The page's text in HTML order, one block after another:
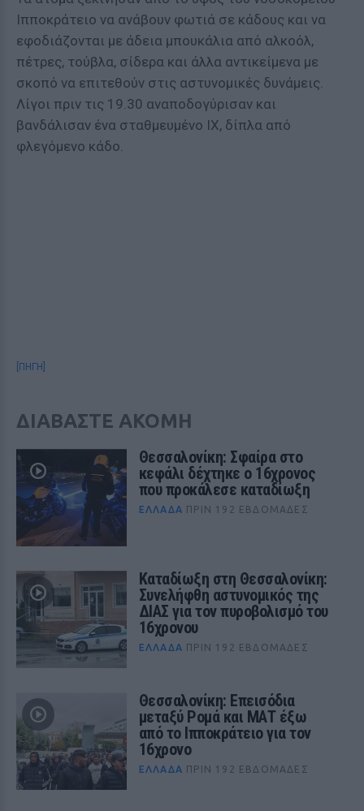
Ιπποκράτειο να ανάβουν φωτιά σε κάδους και να
εφοδιάζονται με άδεια μπουκάλια από αλκοόλ,
πέτρες, τούβλα, σίδερα και άλλα αντικείμενα με
σκοπό να επιτεθούν στις αστυνομικές δυνάμεις.
Λίγοι πριν τις 19.30 αναποδογύρισαν και
βανδάλισαν ένα σταθμευμένο ΙΧ, δίπλα από
φλεγόμενο κάδο.
[ΠΗΓΗ]
ΔΙΑΒΑΣΤΕ ΑΚΟΜΗ
Θεσσαλονίκη: Σφαίρα στο
κεφάλι δέχτηκε ο 16χρονος
που προκάλεσε καταδίωξη
ΕΛΛΆΔΑ ΠΡΙΝ 192 ΕΒΔΟΜΆΔΕΣ
Καταδίωξη στη Θεσσαλονίκη:
Συνελήφθη αστυνομικός της
ΔΙΑΣ για τον πυροβολισμό του
16χρονου
ΕΛΛΆΔΑ ΠΡΙΝ 192 ΕΒΔΟΜΆΔΕΣ
Θεσσαλονίκη: Επεισόδια
μεταξύ Ρομά και ΜΑΤ έξω
από το Ιπποκράτειο για τον
16χρονο
ΕΛΛΆΔΑ ΠΡΙΝ 192 ΕΒΔΟΜΆΔΕΣ